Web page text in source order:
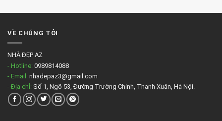
VỀ CHÚNG TÔI
NHÀ ĐẸP AZ
- Hotline: 0989814088
- Email: nhadepaz3@gmail.com
- Địa chỉ: Số 1, Ngõ 53, Đường Trường Chinh, Thanh Xuân, Hà Nội.